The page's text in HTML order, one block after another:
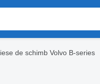
de schimb Volvo B-series